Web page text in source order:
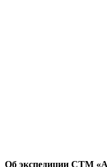
Об экспедиции СТМ